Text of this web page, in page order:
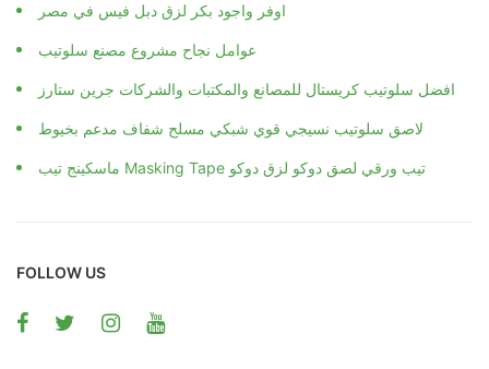
اوفر واجود بكر لزق دبل فيس في مصر
عوامل نجاح مشروع مصنع سلوتيب
افضل سلوتيب كريستال للمصانع والمكتبات والشركات جرين ستارز
لاصق سلوتيب نسيجي قوي شبكي مسلح شفاف مدعم بخيوط
ماسكينج تيب Masking Tape تيب ورقي لصق دوكو لزق دوكو
FOLLOW US